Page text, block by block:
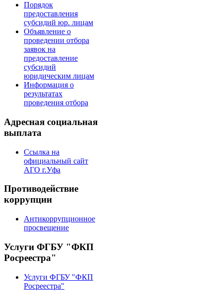
Порядок
предоставления
субсидий юр. лицам
Объявление о
проведении отбора
заявок на
предоставление
субсидий
юридическим лицам
Информация о
результатах
проведения отбора
Адресная социальная
выплата
Ссылка на
официальный сайт
АГО г.Уфа
Противодействие
коррупции
Антикоррупционное
просвещение
Услуги ФГБУ "ФКП
Росреестра"
Услуги ФГБУ "ФКП
Росреестра"